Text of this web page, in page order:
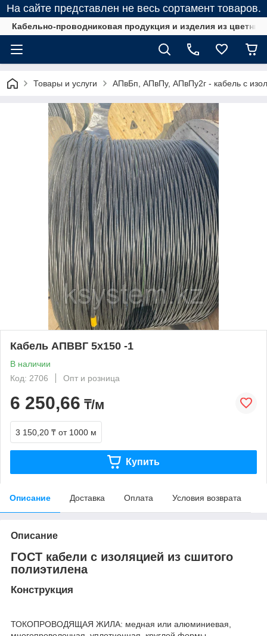
На сайте представлен не весь сортамент товаров.
Кабельно-проводниковая продукция и изделия из
Товары и услуги АПвБп, АПвПу, АПвПу2г - кабель с
Кабель АПВВГ 5х150 -1
В наличии
Код: 2706
Опт и розница
6 250,66 ₸/м
3 150,20 ₸ от 1000 м
Купить
Описание Доставка Оплата Условия возврата
Описание
ГОСТ кабели с изоляцией из сшитого
полиэтилена
Конструкция
ТОКОПРОВОДЯЩАЯ ЖИЛА: медная или алюминиевая,